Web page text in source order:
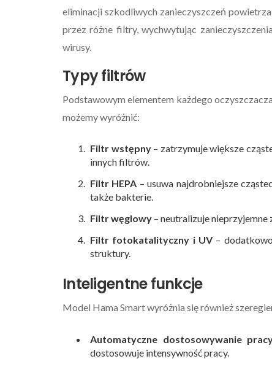
eliminacji szkodliwych zanieczyszczeń
przez różne filtry, wychwytując
wirusy.
Typy filtrów
Podstawowym elementem każdego
możemy wyróżnić:
Filtr wstępny– zatrzymuje większe
innych filtrów.
Filtr HEPA – usuwa najdrobniejsze
także bakterie.
Filtr węglowy – neutralizuje
Filtr fotokatalityczny i UV–
struktury.
Inteligentne funkcje
Model Hama Smart wyróżnia się również
Automatyczne dostosowywanie
dostosowuje intensywność pracy.